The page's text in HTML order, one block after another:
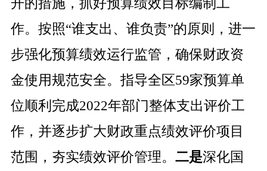
开的措施，抓好预算绩效目标编制工
作。按照“谁支出、谁负责”的原则，进一
步强化预算绩效运行监管，确保财政资
金使用规范安全。指导全区59家预算单
位顺利完成2022年部门整体支出评价工
作，并逐步扩大财政重点绩效评价项目
范围，夯实绩效评价管理。 二是深化国